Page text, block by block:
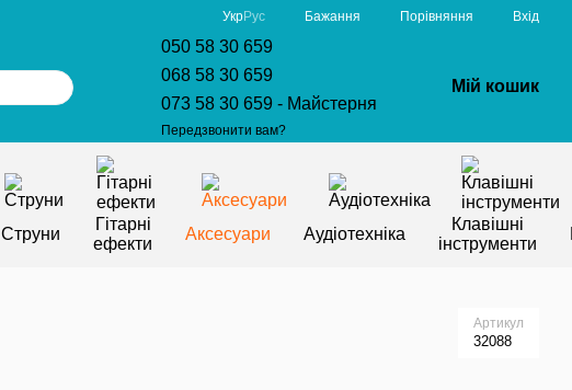
УкрРус Бажання Порівняння Вхід
050 58 30 659
068 58 30 659
073 58 30 659 - Майстерня
Передзвонити вам?
Мій кошик
Струни
Гітарні
ефекти
Аксесуари Аудіотехніка
Клавішні
інструменти
Артикул
32088